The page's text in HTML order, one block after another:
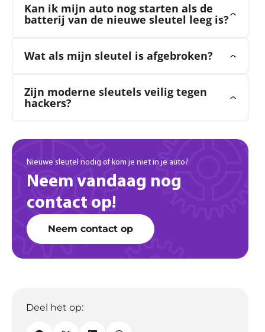
Kan ik mijn auto nog starten als de
batterij van de nieuwe sleutel leeg is?
Wat als mijn sleutel is afgebroken?
Zijn moderne sleutels veilig tegen
hackers?
Nieuwe sleutel nodig of kom je niet in je auto?
Neem vandaag nog
contact op!
Neem contact op